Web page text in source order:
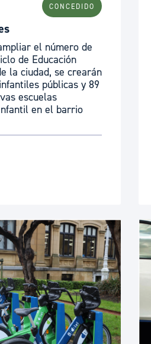
Administración municipal
Calendario fiscal
Portal de transparencia
CONCEDIDO
el número de
de Educación
la ciudad, se crearán
públicas y 89
escuelas
en el barrio